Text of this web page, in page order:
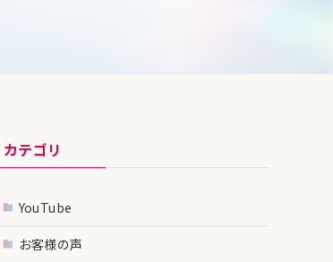
カテゴリ
YouTube
お客様の声